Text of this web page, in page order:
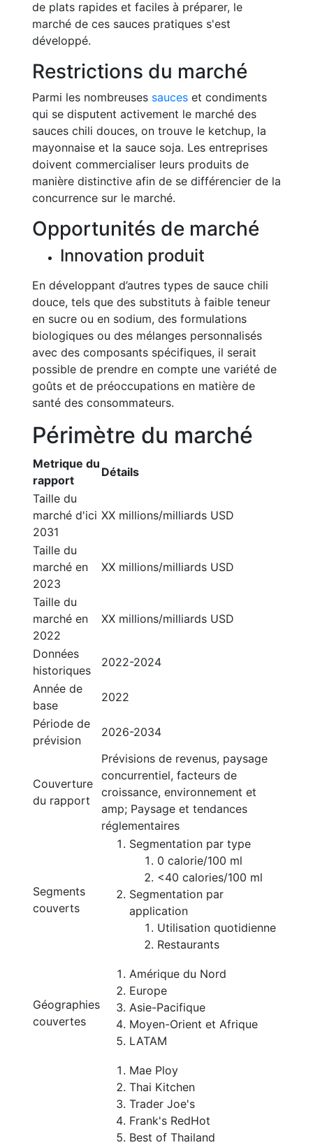
de plats rapides et faciles à préparer, le
marché de ces sauces pratiques s'est
développé.
Restrictions du marché
Parmi les nombreuses sauces et condiments
qui se disputent activement le marché des
sauces chili douces, on trouve le ketchup, la
mayonnaise et la sauce soja. Les entreprises
doivent commercialiser leurs produits de
manière distinctive afin de se différencier de la
concurrence sur le marché.
Opportunités de marché
Innovation produit
En développant d’autres types de sauce chili
douce, tels que des substituts à faible teneur
en sucre ou en sodium, des formulations
biologiques ou des mélanges personnalisés
avec des composants spécifiques, il serait
possible de prendre en compte une variété de
goûts et de préoccupations en matière de
santé des consommateurs.
Périmètre du marché
Metrique du
rapport
Détails
Taille du
marché d'ici
2031
XX millions/milliards USD
Taille du
marché en
2023
XX millions/milliards USD
Taille du
marché en
2022
XX millions/milliards USD
Données
historiques
2022-2024
Année de
base
2022
Période de
prévision
2026-2034
Couverture
du rapport
Prévisions de revenus, paysage
concurrentiel, facteurs de
croissance, environnement et
amp; Paysage et tendances
réglementaires
Segments
couverts
Segmentation par type
0 calorie/100 ml
<40 calories/100 ml
Segmentation par
application
Utilisation quotidienne
Restaurants
Géographies
couvertes
Amérique du Nord
Europe
Asie-Pacifique
Moyen-Orient et Afrique
LATAM
Mae Ploy
Thai Kitchen
Trader Joe's
Frank's RedHot
Best of Thailand